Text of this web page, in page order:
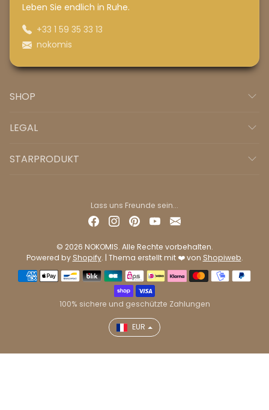
Leben Sie endlich in Ruhe.
+33 1 59 35 33 13
nokomis
SHOP
LEGAL
STARPRODUKT
Lass uns Freunde sein...
© 2026 NOKOMIS. Alle Rechte vorbehalten.
Powered by Shopify. | Thema erstellt mit ❤️ von Shopiweb.
Zahlungsmethoden
100% sichere und geschützte Zahlungen
EUR